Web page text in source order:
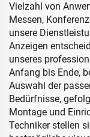
Vielzahl von
Messen,
unsere
Anzeigen
unseres
Anfang bis Ende,
Auswahl der
Bedürfnisse,
Montage und
Techniker stellen